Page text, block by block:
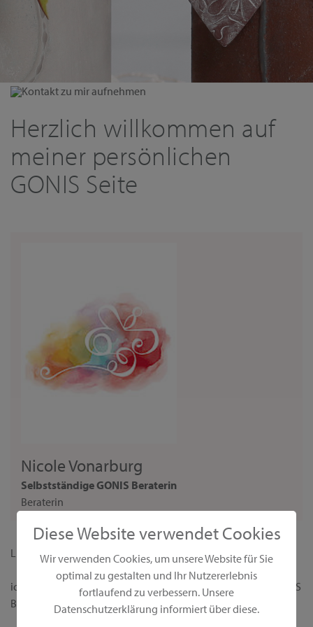
Diese Website verwendet Cookies
Wir verwenden Cookies, um unsere Website für Sie
optimal zu gestalten und Ihr Nutzererlebnis
fortlaufend zu verbessern. Unsere
Datenschutzerklärung informiert über diese.
Kontakt zu mir aufnehmen
Herzlich willkommen auf
meiner persönlichen
GONIS Seite
Nicole Vonarburg
Selbstständige GONIS Beraterin
Beraterin
Liebe Interessentin,
ich begrüße dich ganz herzlich auf meiner persönlichen GONIS
Beraterseite!